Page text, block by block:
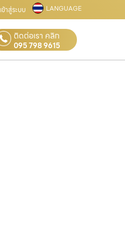
เข้าสู่ระบบ LANGUAGE
ติดต่อเรา คลิก
095 798 9615